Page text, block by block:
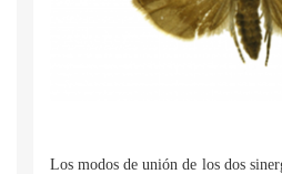
Los modos de unión de los dos